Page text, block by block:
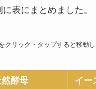
表にまとめました。
クリック・タップすると移動
然酵母 イー